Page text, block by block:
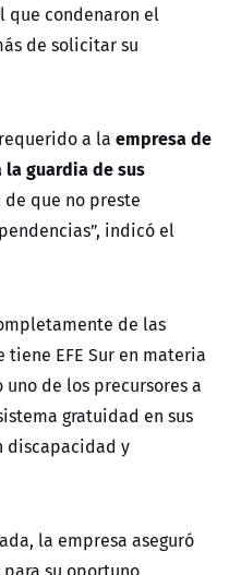
que condenaron el
de solicitar su
a la empresa de
guardia de sus
que no preste
indicó el
de las
EFE Sur en materia
de los precursores a
gratuidad en sus
discapacidad y
la empresa aseguró